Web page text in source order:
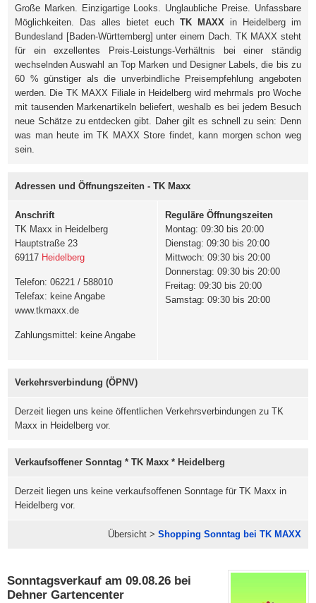
Große Marken. Einzigartige Looks. Unglaubliche Preise. Unfassbare
Möglichkeiten. Das alles bietet euch TK MAXX in Heidelberg im
Bundesland [Baden-Württemberg] unter einem Dach. TK MAXX steht
für ein exzellentes Preis-Leistungs-Verhältnis bei einer ständig
wechselnden Auswahl an Top Marken und Designer Labels, die bis zu
60 % günstiger als die unverbindliche Preisempfehlung angeboten
werden. Die TK MAXX Filiale in Heidelberg wird mehrmals pro Woche
mit tausenden Markenartikeln beliefert, weshalb es bei jedem Besuch
neue Schätze zu entdecken gibt. Daher gilt es schnell zu sein: Denn
was man heute im TK MAXX Store findet, kann morgen schon weg
sein.
Adressen und Öffnungszeiten - TK Maxx
Anschrift
TK Maxx in Heidelberg
Hauptstraße 23
69117 Heidelberg
Telefon: 06221 / 588010
Telefax: keine Angabe
www.tkmaxx.de
Zahlungsmittel: keine Angabe
Reguläre Öffnungszeiten
Montag: 09:30 bis 20:00
Dienstag: 09:30 bis 20:00
Mittwoch: 09:30 bis 20:00
Donnerstag: 09:30 bis 20:00
Freitag: 09:30 bis 20:00
Samstag: 09:30 bis 20:00
Verkehrsverbindung (ÖPNV)
Derzeit liegen uns keine öffentlichen Verkehrsverbindungen zu TK
Maxx in Heidelberg vor.
Verkaufsoffener Sonntag * TK Maxx * Heidelberg
Derzeit liegen uns keine verkaufsoffenen Sonntage für TK Maxx in
Heidelberg vor.
Übersicht > Shopping Sonntag bei TK MAXX
Sonntagsverkauf am 09.08.26 bei
Dehner Gartencenter